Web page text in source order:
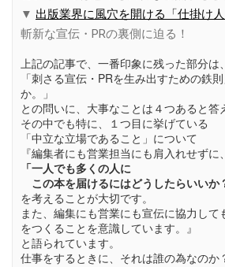
▼ 出版業界に風穴を開ける「仕掛け人
斬新な宣伝・PRの裏側に迫る！
上記の記事で、一番印象に残った部分は、
「刺さる宣伝・PRを生み出すための鉄
か。」
との問いに、大事なことは４つあると答
その中でも特に、１つ目に挙げている
「中立な立場であること」について
『編集者にも営業担当にも肩入れせずに、
「一人でも多くの人に
この本を届けるにはどうしたらいいか
を考えることが大切です。
また、編集にも営業にも宣伝に協力して
をつくることを意識しています。』
と語られています。
仕事をするときに、それは誰の為なのか